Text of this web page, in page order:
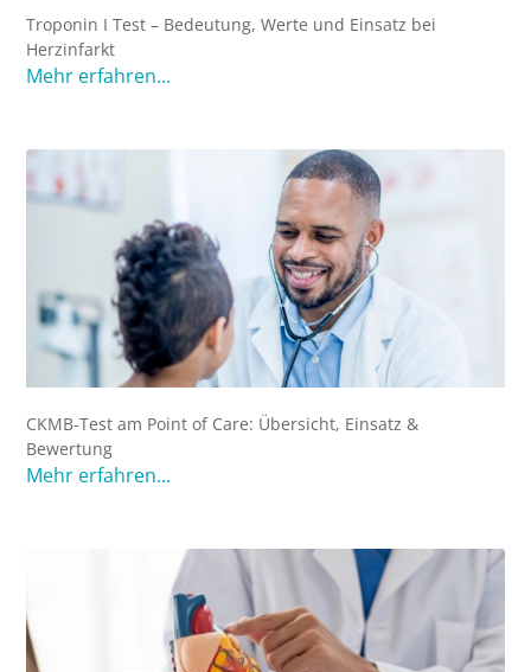
Troponin I Test – Bedeutung, Werte und Einsatz bei
Herzinfarkt
Mehr erfahren...
CKMB-Test am Point of Care: Übersicht, Einsatz &
Bewertung
Mehr erfahren...